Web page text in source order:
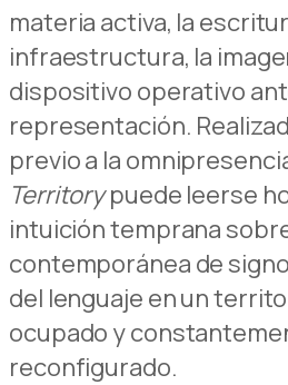
materia activa, la
infraestructura, la
dispositivo operativo
representación.
previo a la
Territorypuede leerse
intuición temprana
contemporánea de
del lenguaje en un
ocupado y
reconfigurado.